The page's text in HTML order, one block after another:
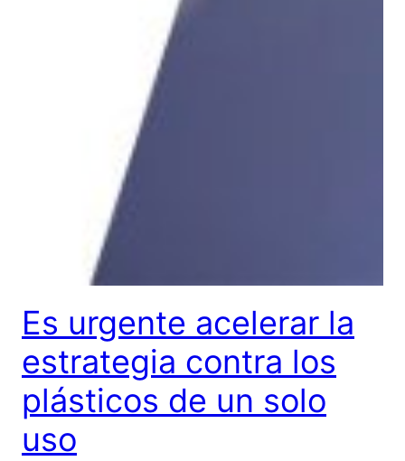
Es urgente acelerar la
estrategia contra los
plásticos de un solo
uso